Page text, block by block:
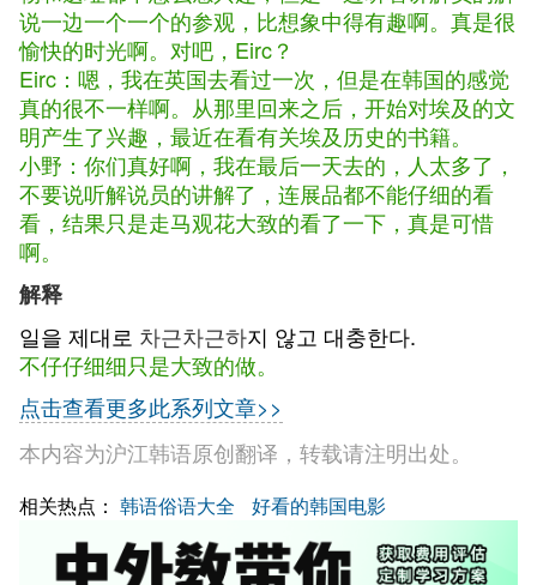
说一边一个一个的参观，比想象中得有趣啊。真是很
愉快的时光啊。对吧，Eirc？
Eirc：嗯，我在英国去看过一次，但是在韩国的感觉
真的很不一样啊。从那里回来之后，开始对埃及的文
明产生了兴趣，最近在看有关埃及历史的书籍。
小野：你们真好啊，我在最后一天去的，人太多了，
不要说听解说员的讲解了，连展品都不能仔细的看
看，结果只是走马观花大致的看了一下，真是可惜
啊。
解释
일을 제대로 차근차근하지 않고 대충한다.
不仔仔细细只是大致的做。
点击查看更多此系列文章>>
本内容为沪江韩语原创翻译，转载请注明出处。
相关热点： 韩语俗语大全 好看的韩国电影